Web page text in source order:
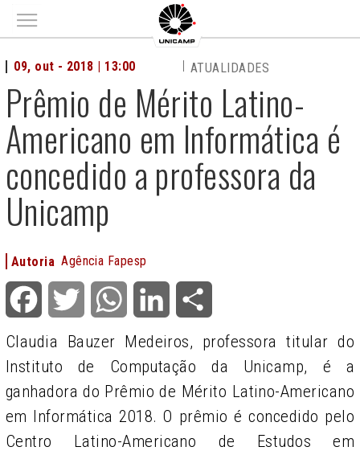
Main menu
Prêmio de Mérito Latino-
Americano em Informática é
concedido a professora da
Unicamp
09, out - 2018 | 13:00 ATUALIDADES
Autoria Agência Fapesp
Facebook Twitter WhatsApp LinkedIn
Claudia Bauzer Medeiros, professora titular do
Instituto de Computação da Unicamp, é a
ganhadora do Prêmio de Mérito Latino-Americano
em Informática 2018. O prêmio é concedido pelo
Centro Latino-Americano de Estudos em